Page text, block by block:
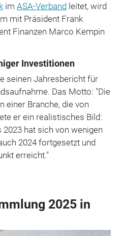
im ASA-Verbandleitet, wird
mit Präsident Frank
Finanzen Marco Kempin
Investitionen
seinen Jahresbericht für
Das Motto: "Die
einer Branche, die von
er ein realistisches Bild:
2023 hat sich von wenigen
2024 fortgesetzt und
erreicht."
2025 in